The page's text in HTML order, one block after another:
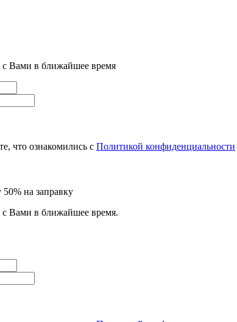
Вами в ближайшее время
что ознакомились с Политикой конфиденциальности
на заправку
Вами в ближайшее время.